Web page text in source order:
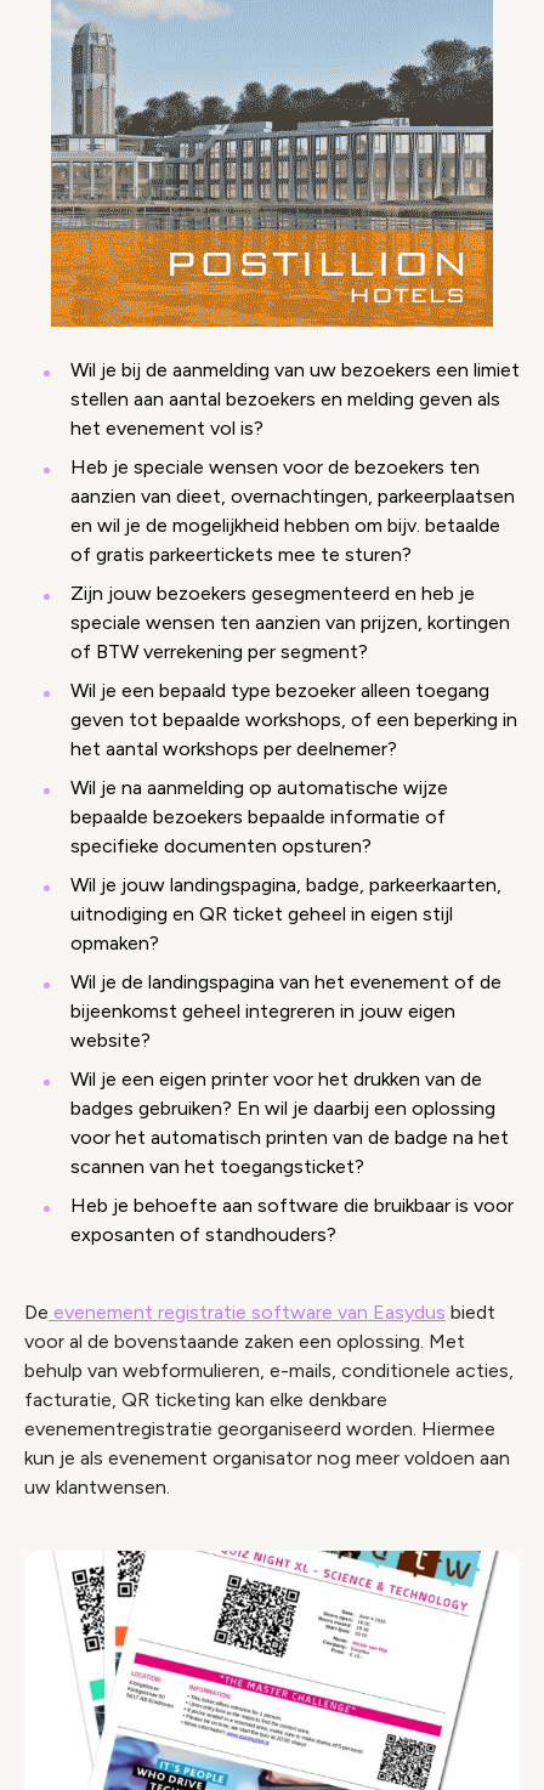
Wil je bij de aanmelding van uw bezoekers een limiet
stellen aan aantal bezoekers en melding geven als
het evenement vol is?
Heb je speciale wensen voor de bezoekers ten
aanzien van dieet, overnachtingen, parkeerplaatsen
en wil je de mogelijkheid hebben om bijv. betaalde
of gratis parkeertickets mee te sturen?
Zijn jouw bezoekers gesegmenteerd en heb je
speciale wensen ten aanzien van prijzen, kortingen
of BTW verrekening per segment?
Wil je een bepaald type bezoeker alleen toegang
geven tot bepaalde workshops, of een beperking in
het aantal workshops per deelnemer?
Wil je na aanmelding op automatische wijze
bepaalde bezoekers bepaalde informatie of
specifieke documenten opsturen?
Wil je jouw landingspagina, badge, parkeerkaarten,
uitnodiging en QR ticket geheel in eigen stijl
opmaken?
Wil je de landingspagina van het evenement of de
bijeenkomst geheel integreren in jouw eigen
website?
Wil je een eigen printer voor het drukken van de
badges gebruiken? En wil je daarbij een oplossing
voor het automatisch printen van de badge na het
scannen van het toegangsticket?
Heb je behoefte aan software die bruikbaar is voor
exposanten of standhouders?
De evenement registratie software van Easydus biedt
voor al de bovenstaande zaken een oplossing. Met
behulp van webformulieren, e-mails, conditionele acties,
facturatie, QR ticketing kan elke denkbare
evenementregistratie georganiseerd worden. Hiermee
kun je als evenement organisator nog meer voldoen aan
uw klantwensen.